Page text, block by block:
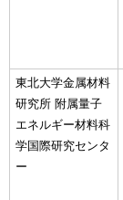
東北大学金属材料
研究所 附属量子
エネルギー材料科
学国際研究センタ
ー